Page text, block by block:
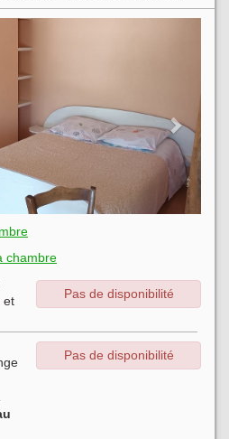
chambre
et
Pas de disponibilité
Pas de disponibilité